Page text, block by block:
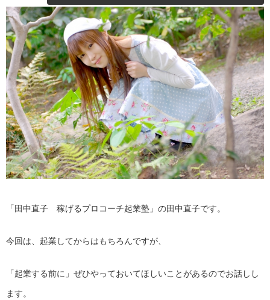
「田中直子 稼げるプロコーチ起業塾」の田中直子です。
今回は、起業してからはもちろんですが、
「起業する前に」ぜひやっておいてほしいことがあるのでお話しし
ます。